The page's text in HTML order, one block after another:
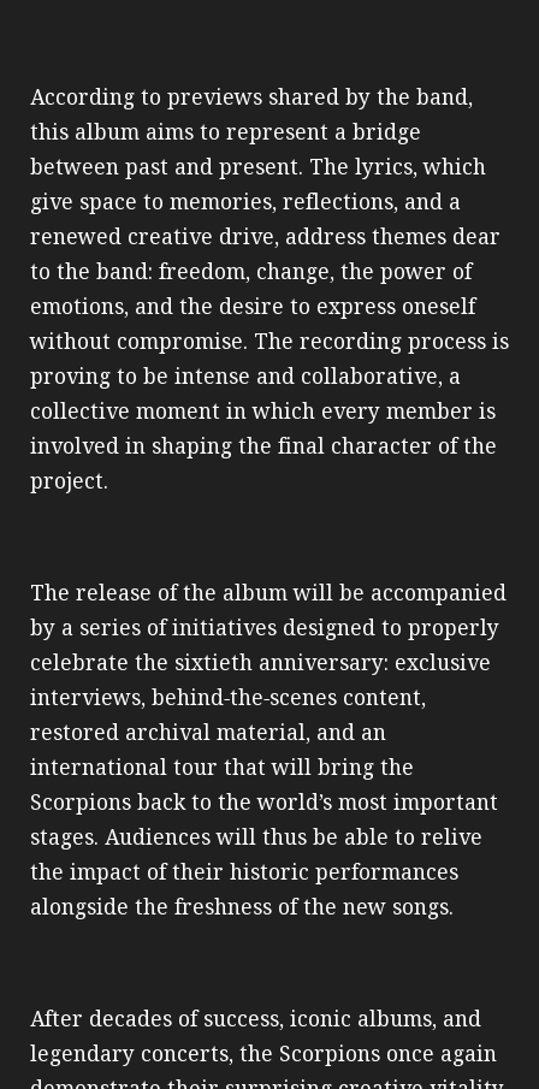
According to previews shared by the band,
this album aims to represent a bridge
between past and present. The lyrics, which
give space to memories, reflections, and a
renewed creative drive, address themes dear
to the band: freedom, change, the power of
emotions, and the desire to express oneself
without compromise. The recording process is
proving to be intense and collaborative, a
collective moment in which every member is
involved in shaping the final character of the
project.
The release of the album will be accompanied
by a series of initiatives designed to properly
celebrate the sixtieth anniversary: exclusive
interviews, behind‑the‑scenes content,
restored archival material, and an
international tour that will bring the
Scorpions back to the world’s most important
stages. Audiences will thus be able to relive
the impact of their historic performances
alongside the freshness of the new songs.
After decades of success, iconic albums, and
legendary concerts, the Scorpions once again